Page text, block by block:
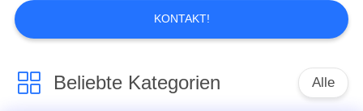
Kompressor-
402
KONTAKT!
Beliebte Kategorien Alle